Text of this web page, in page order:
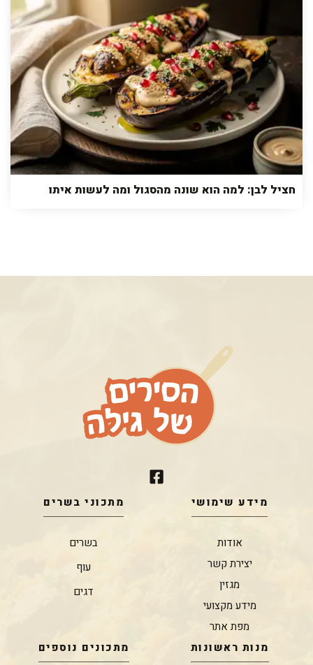
חציל לבן: למה הוא שונה מהסגול ומה לעשות איתו
מידע שימושי
אודות
יצירת קשר
מגזין
מידע מקצועי
מפת אתר
מתכוני בשרים
בשרים
עוף
דגים
מנות ראשונות מתכונים נוספים